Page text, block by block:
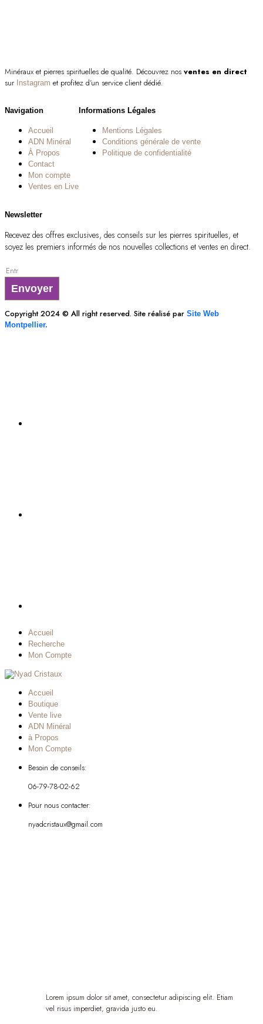
Minéraux et pierres spirituelles de qualité. Découvrez nos ventes en direct
sur Instagram et profitez d’un service client dédié.
Navigation
Accueil
ADN Minéral
À Propos
Contact
Mon compte
Ventes en Live
Informations Légales
Mentions Légales
Conditions générale de vente
Politique de confidentialité
Newsletter
Recevez des offres exclusives, des conseils sur les pierres spirituelles, et
soyez les premiers informés de nos nouvelles collections et ventes en direct.
Envoyer
Copyright 2024 © All right reserved. Site réalisé par Site Web
Montpellier.
Accueil
Recherche
Mon Compte
Accueil
Boutique
Vente live
ADN Minéral
à Propos
Mon Compte
Besoin de conseils:
06-79-78-02-62
Pour nous contacter:
nyadcristaux@gmail.com
Lorem ipsum dolor sit amet, consectetur adipiscing elit. Etiam
vel risus imperdiet, gravida justo eu.